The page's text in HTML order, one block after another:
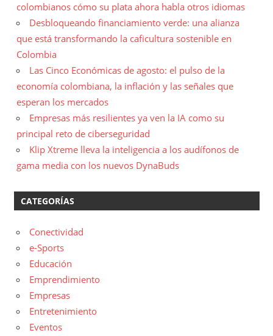
colombianos cómo su plata ahora habla otros idiomas
Desbloqueando financiamiento verde: una alianza
que está transformando la caficultura sostenible en
Colombia
Las Cinco Económicas de agosto: el pulso de la
economía colombiana, la inflación y las señales que
esperan los mercados
Empresas más resilientes ya ven la IA como su
principal reto de ciberseguridad
Klip Xtreme lleva la inteligencia a los audífonos de
gama media con los nuevos DynaBuds
CATEGORÍAS
Conectividad
e-Sports
Educación
Emprendimiento
Empresas
Entretenimiento
Eventos